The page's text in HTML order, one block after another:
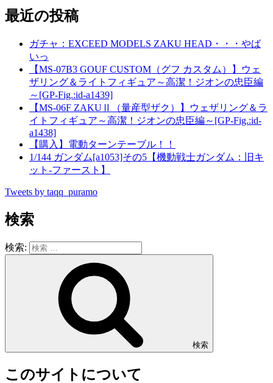
最近の投稿
ガチャ：EXCEED MODELS ZAKU HEAD・・・やば
いっ
【MS-07B3 GOUF CUSTOM（グフ カスタム）】ウェ
ザリング＆ライトフィギュア～高潔！ジオンの忠臣編
～[GP-Fig.:id-a1439]
【MS-06F ZAKUⅡ（量産型ザク）】ウェザリング＆ラ
イトフィギュア～高潔！ジオンの忠臣編～[GP-Fig.:id-
a1438]
【購入】電動ターンテーブル！！
1/144 ガンダム[a1053]その5【機動戦士ガンダム：旧キ
ット-ファースト】
Tweets by taqq_puramo
検索
検索:
検索
このサイトについて